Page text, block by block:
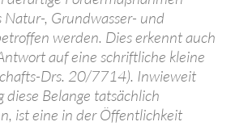
Natur-, Grundwasser- und
werden. Dies erkennt auch
auf eine schriftliche kleine
Drs. 20/7714). Inwieweit
Belange tatsächlich
ist eine in der Öffentlichkeit